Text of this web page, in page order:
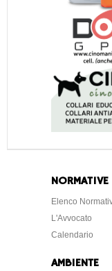
NORMATIVE
Elenco
L'Avvocato
Calendario
AMBIENTE